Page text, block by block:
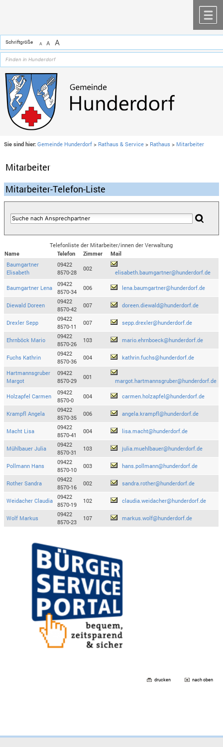
Schriftgröße A A A
Sie sind hier: Gemeinde Hunderdorf > Rathaus & Service > Rathaus > Mitarbeiter
Mitarbeiter
Mitarbeiter-Telefon-Liste
Telefonliste der Mitarbeiter/innen der Verwaltung
Name
Telefon Zimmer
Mail
Baumgartner
Elisabeth
09422
8570-28
002
elisabeth.baumgartner@hunderdorf.de
Baumgartner Lena
09422
8570-34
006 lena.baumgartner@hunderdorf.de
Diewald Doreen
09422
8570-42
007 doreen.diewald@hunderdorf.de
Drexler Sepp
09422
8570-11
007 sepp.drexler@hunderdorf.de
Ehrnböck Mario
09422
8570-26
103 mario.ehrnboeck@hunderdorf.de
Fuchs Kathrin
09422
8570-36
004 kathrin.fuchs@hunderdorf.de
Hartmannsgruber
Margot
09422
8570-29
001
margot.hartmannsgruber@hunderdorf.de
Holzapfel Carmen
09422
8570-0
004 carmen.holzapfel@hunderdorf.de
Krampfl Angela
09422
8570-35
006 angela.krampfl@hunderdorf.de
Macht Lisa
09422
8570-41
004 lisa.macht@hunderdorf.de
Mühlbauer Julia
09422
8570-31
103 julia.muehlbauer@hunderdorf.de
Pollmann Hans
09422
8570-10
003 hans.pollmann@hunderdorf.de
Rother Sandra
09422
8570-16
002 sandra.rother@hunderdorf.de
Weidacher Claudia
09422
8570-19
102 claudia.weidacher@hunderdorf.de
Wolf Markus
09422
8570-23
107 markus.wolf@hunderdorf.de
drucken nach oben